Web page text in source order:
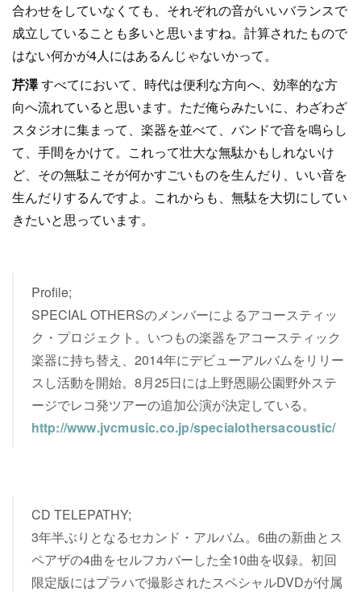
合わせをしていなくても、それぞれの音がいいバランスで
成立していることも多いと思いますね。計算されたもので
はない何かが4人にはあるんじゃないかって。
芹澤すべてにおいて、時代は便利な方向へ、効率的な方
向へ流れていると思います。ただ俺らみたいに、わざわざ
スタジオに集まって、楽器を並べて、バンドで音を鳴らし
て、手間をかけて。これって壮大な無駄かもしれないけ
ど、その無駄こそが何かすごいものを生んだり、いい音を
生んだりするんですよ。これからも、無駄を大切にしてい
きたいと思っています。
Profile;
SPECIAL OTHERSのメンバーによるアコースティッ
ク・プロジェクト。いつもの楽器をアコースティック
楽器に持ち替え、2014年にデビューアルバムをリリー
スし活動を開始。8月25日には上野恩賜公園野外ステ
ージでレコ発ツアーの追加公演が決定している。
http://www.jvcmusic.co.jp/specialothersacoustic/
CD TELEPATHY;
3年半ぶりとなるセカンド・アルバム。6曲の新曲とス
ペアザの4曲をセルフカバーした全10曲を収録。初回
限定版にはプラハで撮影されたスペシャルDVDが付属